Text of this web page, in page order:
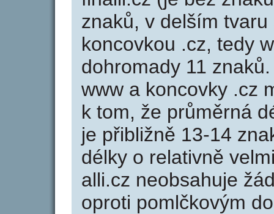
znaků, v delším
koncovkou .cz, tedy
dohromady 11
www a koncovky .cz
k tom, že průměrná
je přibližně 13-14
délky o relativně
alli.cz neobsahuje
oproti pomlčkovým